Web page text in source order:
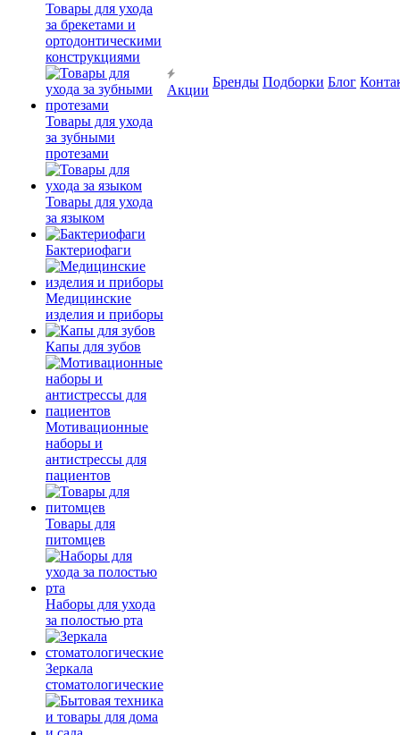
Товары для ухода
за брекетами и
ортодонтическими
конструкциями
Товары для ухода
за зубными
протезами
Товары для ухода
за языком
Бактериофаги
Медицинские
изделия и приборы
Капы для зубов
Мотивационные
наборы и
антистрессы для
пациентов
Товары для
питомцев
Наборы для ухода
за полостью рта
Зеркала
стоматологические
Акции
Бренды Подборки Блог